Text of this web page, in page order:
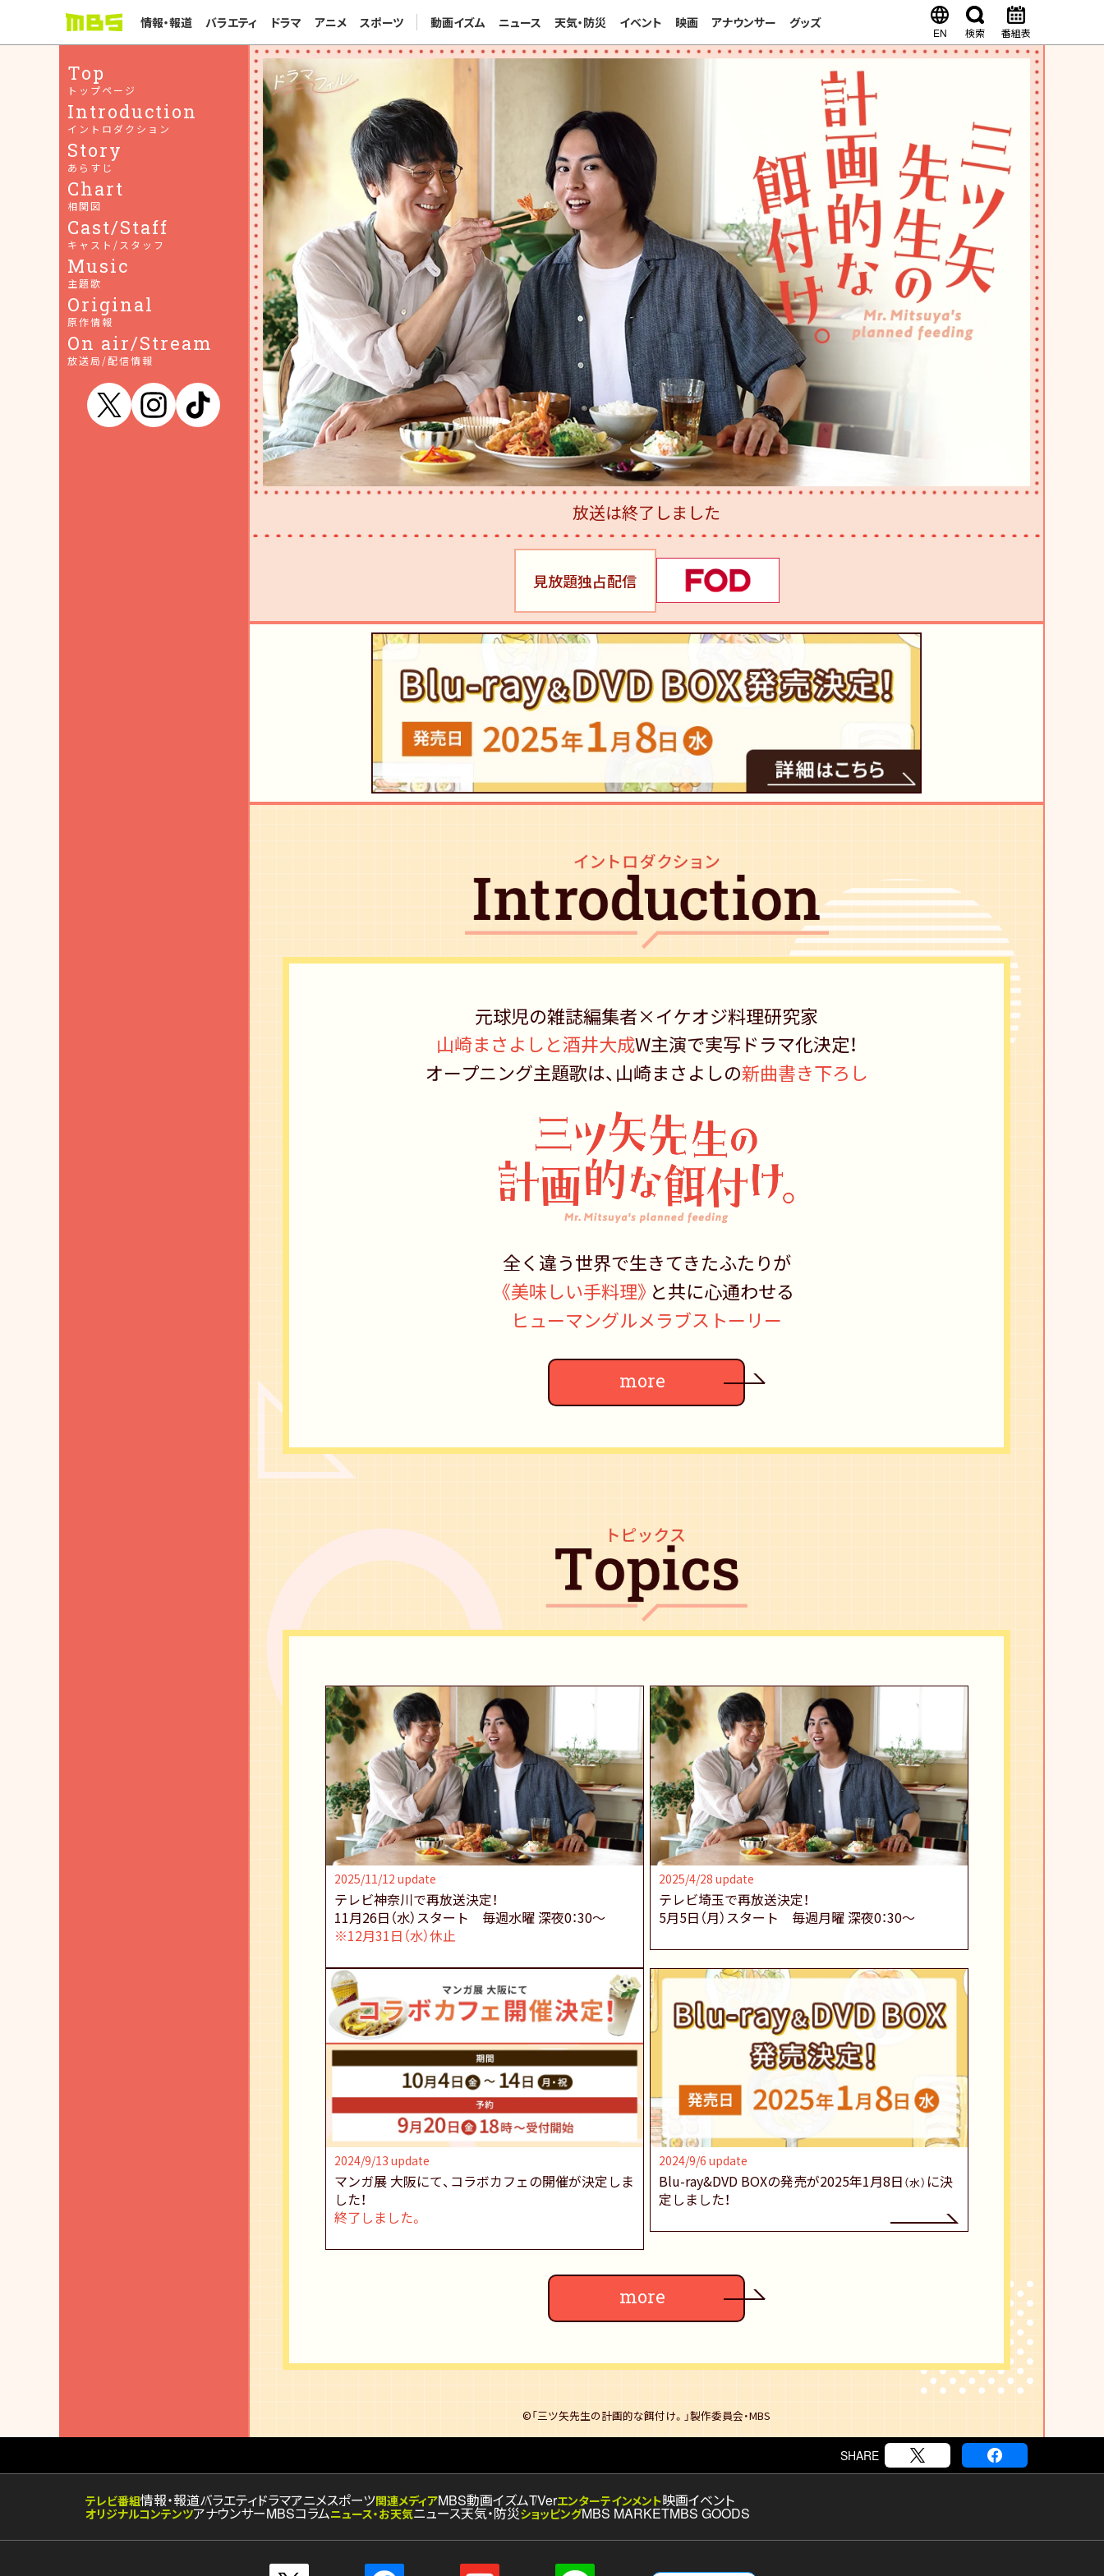
情報・報道 バラエティ ドラマ アニメ スポーツ 動画イズム ニュース 天気・防災 イベント 映画 アナウンサー グッズ
EN 検索 番組表
Top
トップページ
Introduction
イントロダクション
Story
あらすじ
Chart
相関図
Cast/Staff
キャスト/スタッフ
Music
主題歌
Original
原作情報
On air/Stream
放送局/配信情報
放送は終了しました
見放題独占配信
元球児の雑誌編集者×イケオジ料理研究家
山崎まさよしと酒井大成W主演で実写ドラマ化決定！
オープニング主題歌は、 山崎まさよしの新曲書き下ろし
全く違う世界で生きてきたふたりが
《美味しい手料理》 と共に心通わせる
ヒューマングルメラブストーリー
more
2025/11/12 update
テレビ神奈川で再放送決定！
11月26日（水）スタート
毎週水曜 深夜0：30～
※12月31日（水）休止
2025/4/28 update
テレビ埼玉で再放送決定！
5月5日（月）スタート
毎週月曜 深夜0：30～
2024/9/13 update
マンガ展 大阪にて、コラボカフェの開催が決定しま
した！
終了しました。
2024/9/6 update
Blu-ray&DVD BOXの発売が2025年1月8日 （水） に決
定しました！
more
©「三ツ矢先生の計画的な餌付け。」製作委員会・MBS
SHARE
テレビ番組情報・報道バラエティドラマアニメスポーツ関連メディアMBS動画イズムTVerエンターテインメント映画イベント
オリジナルコンテンツアナウンサーMBSコラムニュース・お天気ニュース天気・防災ショッピングMBS MARKETMBS GOODS